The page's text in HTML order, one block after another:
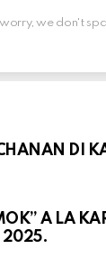
we don't
DI
A LA
2025.